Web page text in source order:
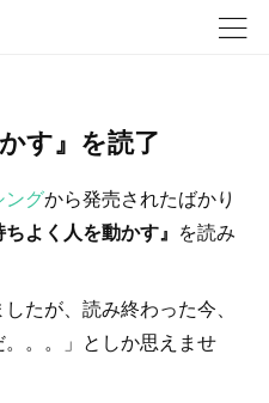
す』を読了
ングから発売されたばかり
ちよく人を動かす』 を読み
たが、読み終わった今、
。。」としか思えませ